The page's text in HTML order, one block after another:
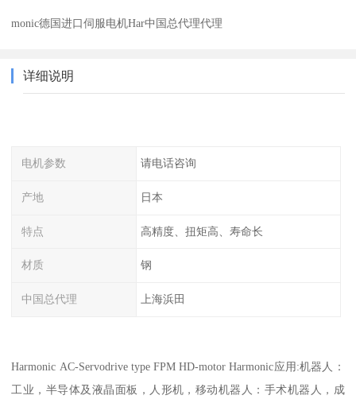
monic德国进口伺服电机Har中国总代理代理
详细说明
电机参数 请电话咨询
产地 日本
特点 高精度、扭矩高、寿命长
材质 钢
中国总代理 上海浜田
Harmonic AC-Servodrive type FPM HD-motor Harmonic应用:机器人：
工业，半导体及液晶面板，人形机，移动机器人：手术机器人，成